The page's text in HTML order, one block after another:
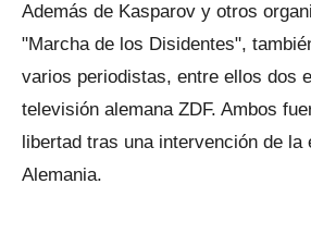
Además de Kasparov y otros
"Marcha de los Disidentes",
varios periodistas, entre ellos dos
televisión alemana ZDF. Ambos
libertad tras una intervención de la
Alemania.